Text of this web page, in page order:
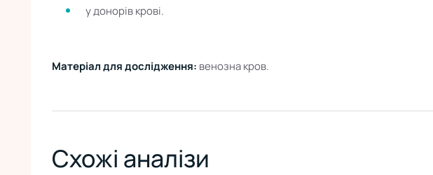
у донорів крові.
Матеріал для дослідження: венозна кров.
Схожі аналізи